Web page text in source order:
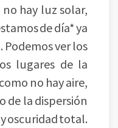
hay luz solar,
de día* ya
ver los
lugares de la
no hay aire,
de la dispersión
oscuridad total.